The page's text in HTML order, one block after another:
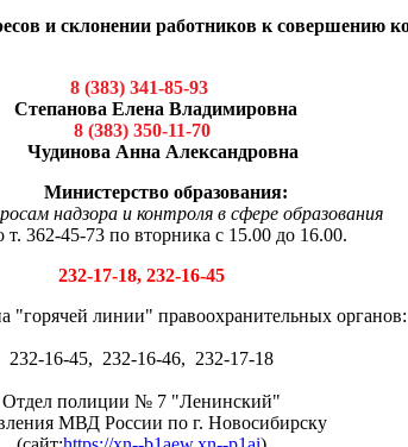
и склонении работников к совершению
8 (383) 341-85-93
Степанова Елена Владимировна
8 (383) 350-11-70
Чудинова Анна Александровна
Министерство образования:
надзора и контроля в сфере образования
т. 362-45-73 по вторника с 15.00 до 16.00.
232-17-18, 232-16-45
"горячей линии" правоохранительных органов:
232-16-45, 232-16-46, 232-17-18
Отдел полиции № 7 "Ленинский"
МВД России по г. Новосибирску